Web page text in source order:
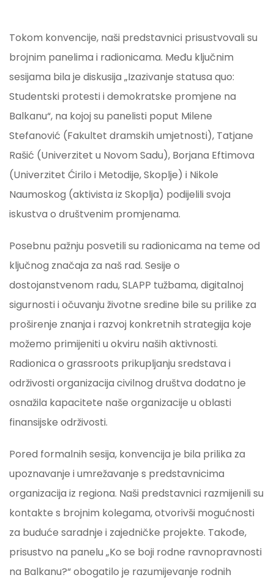
Tokom konvencije, naši predstavnici prisustvovali su
brojnim panelima i radionicama. Među ključnim
sesijama bila je diskusija „Izazivanje statusa quo:
Studentski protesti i demokratske promjene na
Balkanu“, na kojoj su panelisti poput Milene
Stefanović (Fakultet dramskih umjetnosti), Tatjane
Rašić (Univerzitet u Novom Sadu), Borjana Eftimova
(Univerzitet Ćirilo i Metodije, Skoplje) i Nikole
Naumoskog (aktivista iz Skoplja) podijelili svoja
iskustva o društvenim promjenama.
Posebnu pažnju posvetili su radionicama na teme od
ključnog značaja za naš rad. Sesije o
dostojanstvenom radu, SLAPP tužbama, digitalnoj
sigurnosti i očuvanju životne sredine bile su prilike za
proširenje znanja i razvoj konkretnih strategija koje
možemo primijeniti u okviru naših aktivnosti.
Radionica o grassroots prikupljanju sredstava i
održivosti organizacija civilnog društva dodatno je
osnažila kapacitete naše organizacije u oblasti
finansijske održivosti.
Pored formalnih sesija, konvencija je bila prilika za
upoznavanje i umrežavanje s predstavnicima
organizacija iz regiona. Naši predstavnici razmijenili su
kontakte s brojnim kolegama, otvorivši mogućnosti
za buduće saradnje i zajedničke projekte. Takođe,
prisustvo na panelu „Ko se boji rodne ravnopravnosti
na Balkanu?“ obogatilo je razumijevanje rodnih